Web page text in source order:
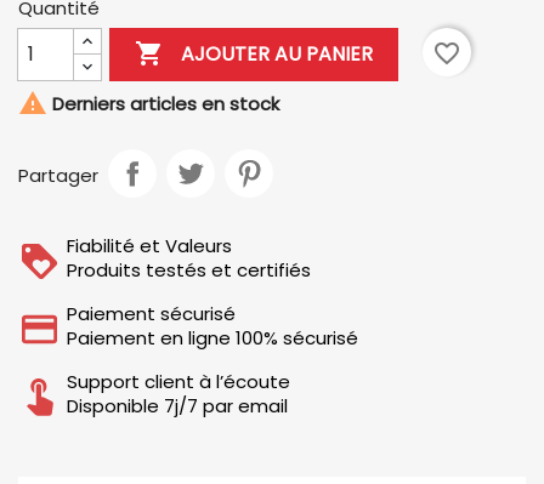
Quantité
 AJOUTER AU PANIER
favorite_border
 Derniers articles en stock
Partager
Fiabilité et Valeurs
Produits testés et certifiés
Paiement sécurisé
Paiement en ligne 100% sécurisé
Support client à l’écoute
Disponible 7j/7 par email